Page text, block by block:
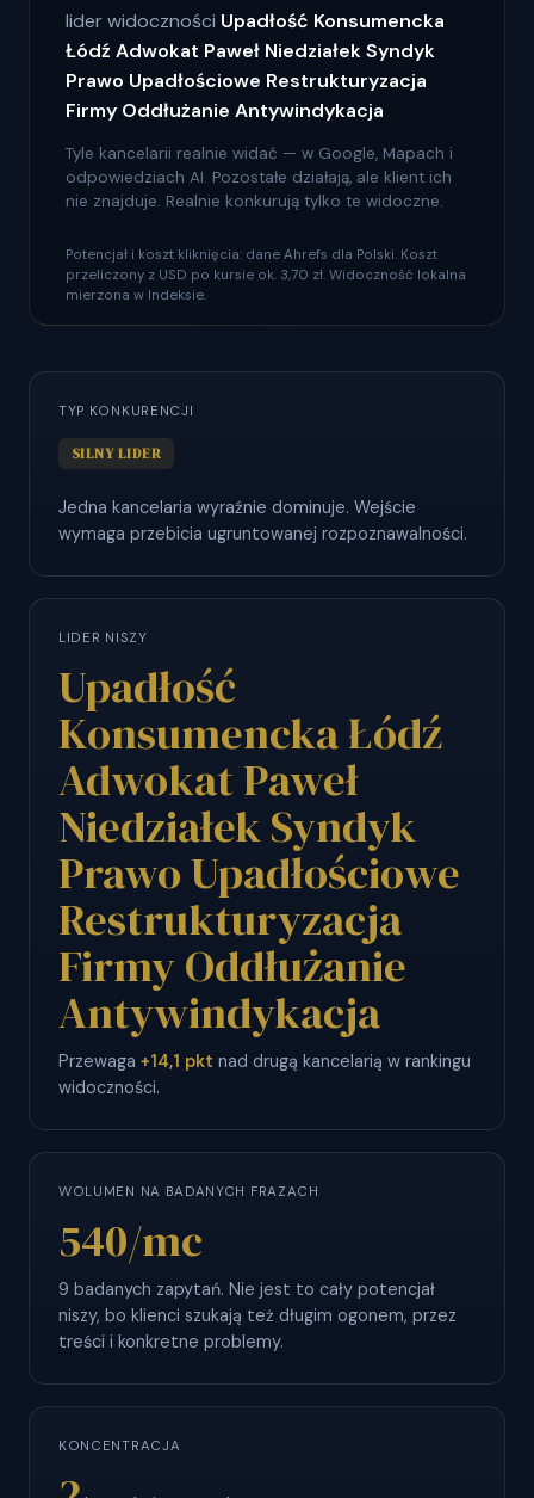
lider widoczności Upadłość Konsumencka
Łódź Adwokat Paweł Niedziałek Syndyk
Prawo Upadłościowe Restrukturyzacja
Firmy Oddłużanie Antywindykacja
Tyle kancelarii realnie widać — w Google, Mapach i
odpowiedziach AI. Pozostałe działają, ale klient ich
nie znajduje. Realnie konkurują tylko te widoczne.
Potencjał i koszt kliknięcia: dane Ahrefs dla Polski. Koszt
przeliczony z USD po kursie ok. 3,70 zł. Widoczność lokalna
mierzona w Indeksie.
TYP KONKURENCJI
SILNY LIDER
Jedna kancelaria wyraźnie dominuje. Wejście
wymaga przebicia ugruntowanej rozpoznawalności.
LIDER NISZY
Upadłość
Konsumencka Łódź
Adwokat Paweł
Niedziałek Syndyk
Prawo Upadłościowe
Restrukturyzacja
Firmy Oddłużanie
Antywindykacja
Przewaga +14,1 pkt nad drugą kancelarią w rankingu
widoczności.
WOLUMEN NA BADANYCH FRAZACH
540/mc
9 badanych zapytań. Nie jest to cały potencjał
niszy, bo klienci szukają też długim ogonem, przez
treści i konkretne problemy.
KONCENTRACJA